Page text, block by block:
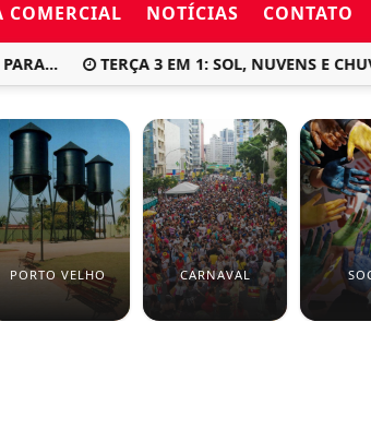
COMERCIAL NOTÍCIAS CONTATO
TERÇA 3 EM 1: SOL, NUVENS E CHUVA
PORTO VELHO CARNAVAL